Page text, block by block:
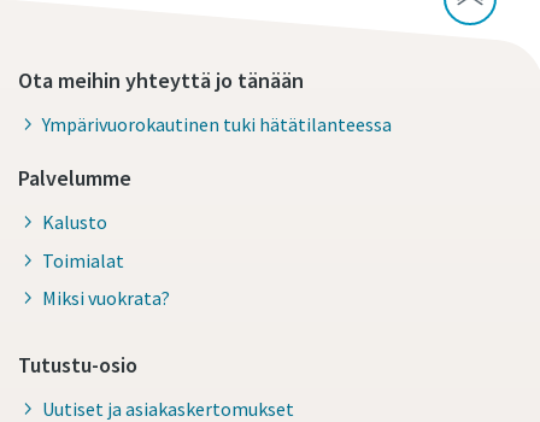
Ota meihin yhteyttä jo tänään
Ympärivuorokautinen tuki hätätilanteessa
Palvelumme
Kalusto
Toimialat
Miksi vuokrata?
Tutustu-osio
Uutiset ja asiakaskertomukset